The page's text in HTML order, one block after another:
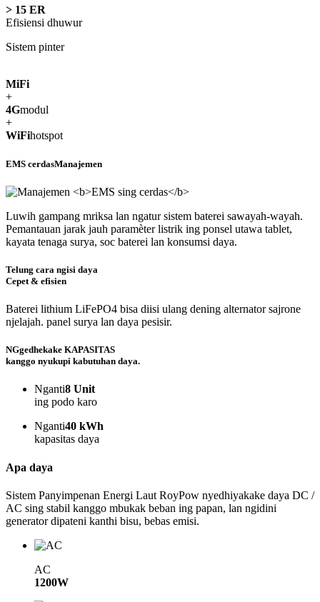
> 15 ER
Efisiensi dhuwur
Sistem pinter
MiFi
+
4Gmodul
+
WiFihotspot
EMS cerdasManajemen
Luwih gampang mriksa lan ngatur sistem baterei sawayah-wayah.
Pemantauan jarak jauh paramèter listrik ing ponsel utawa tablet,
kayata tenaga surya, soc baterei lan konsumsi daya.
Telung cara ngisi daya
Cepet & efisien
Baterei lithium LiFePO4 bisa diisi ulang dening alternator sajrone
njelajah. panel surya lan daya pesisir.
NGgedhekake KAPASITAS
kanggo nyukupi kabutuhan daya.
Nganti8 Unit
ing podo karo
Nganti40 kWh
kapasitas daya
Apa daya
Sistem Panyimpenan Energi Laut RoyPow nyedhiyakake daya DC /
AC sing stabil kanggo mbukak beban ing papan, lan ngidini
generator dipateni kanthi bisu, bebas emisi.
AC
1200W